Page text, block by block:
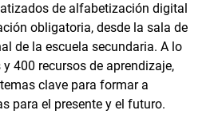
de alfabetización digital
obligatoria, desde la sala de
de la escuela secundaria. A lo
400 recursos de aprendizaje,
clave para formar a
para el presente y el futuro.